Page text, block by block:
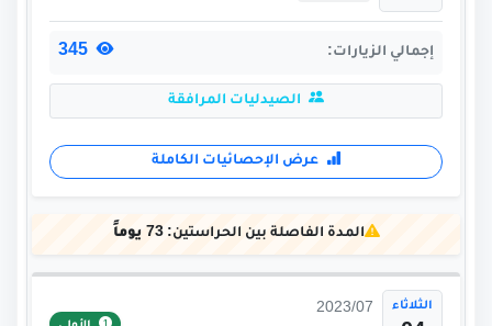
إجمالي الزيارات:
الصيدليات المرافقة
عرض الإحصائيات الكاملة
المدة الفاصلة بين الحراستين:73 يوماً
الثلاثاء 2023/07